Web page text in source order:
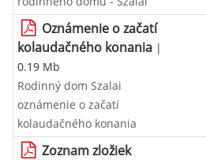
Oznámenie o začatí
kolaudačného konania |
0.19 Mb
Rodinný dom Szalai
oznámenie o začatí
kolaudačného konania
Zoznam zložiek